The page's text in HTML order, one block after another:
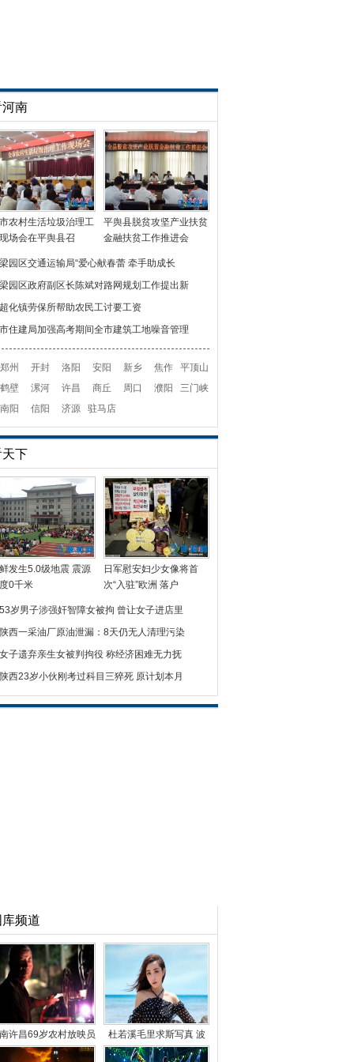
河南
农村生活垃圾治理工
场会在平舆县召
平舆县脱贫攻坚产业扶贫
金融扶贫工作推进会
梁园区交通运输局“爱心献春蕾 牵手助成长
梁园区政府副区长陈斌对路网规划工作提出新
超化镇劳保所帮助农民工讨要工资
市住建局加强高考期间全市建筑工地噪音管理
郑州 开封 洛阳 安阳 新乡 焦作
平顶山
鹤壁
漯河 许昌 商丘 周口 濮阳
三门峡
南阳
信阳 济源 驻马店
天下
发生5.0级地震 震源
0千米
日军慰安妇少女像将首
次“入驻”欧洲 落户
53岁男子涉强奸智障女被拘 曾让女子进店里
陕西一采油厂原油泄漏：8天仍无人清理污染
女子遗弃亲生女被判拘役 称经济困难无力抚
陕西23岁小伙刚考过科目三猝死 原计划本月
频道
许昌69岁农村放映员
49年放映2万场电影
杜若溪毛里求斯写真 波
点长裙性感妩媚